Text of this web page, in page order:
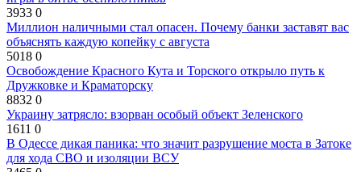
3933 0
Миллион наличными стал опасен. Почему банки заставят вас
объяснять каждую копейку с августа
5018 0
Освобождение Красного Кута и Торского открыло путь к
Дружковке и Краматорску
8832 0
Украину затрясло: взорван особый объект Зеленского
1611 0
В Одессе дикая паника: что значит разрушение моста в Затоке
для хода СВО и изоляции ВСУ